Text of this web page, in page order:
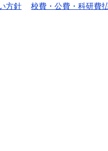
方針 校費・公費・科研費